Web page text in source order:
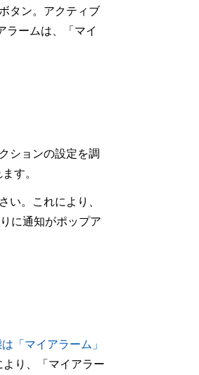
タン。アクティブ
ラームは、「マイ
ションの設定を調
す。
。これにより、
に通知がポップア
「マイアラーム」
り、「マイアラー